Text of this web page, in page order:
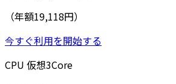
（年額19,118円）
今すぐ利用を開始する
CPU 仮想3Core